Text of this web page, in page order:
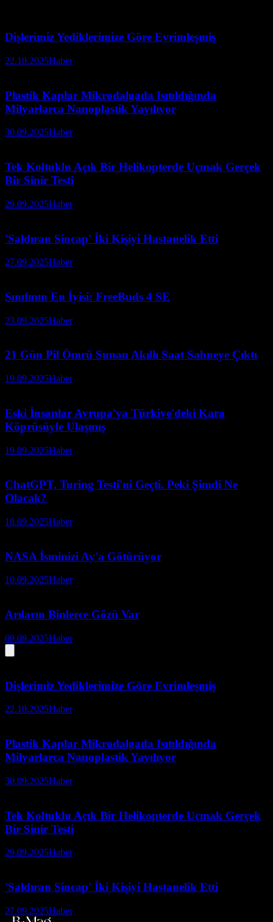
Dişlerimiz Yediklerimize Göre Evrimleşmiş
22.10.2025Haber
Plastik Kaplar Mikrodalgada Isıtıldığında
Milyarlarca Nanoplastik Yayılıyor
30.09.2025Haber
Tek Koltuklu Açık Bir Helikopterde Uçmak Gerçek
Bir Sinir Testi
29.09.2025Haber
'Saldıran Sincap' İki Kişiyi Hastanelik Etti
27.09.2025Haber
Sınıfının En İyisi: FreeBuds 4 SE
23.09.2025Haber
21 Gün Pil Ömrü Sunan Akıllı Saat Sahneye Çıktı
19.09.2025Haber
Eski İnsanlar Avrupa'ya Türkiye'deki Kara
Köprüsüyle Ulaşmış
19.09.2025Haber
ChatGPT, Turing Testi'ni Geçti. Peki Şimdi Ne
Olacak?
18.09.2025Haber
NASA İsminizi Ay'a Götürüyor
10.09.2025Haber
Arıların Binlerce Gözü Var
09.09.2025Haber
Dişlerimiz Yediklerimize Göre Evrimleşmiş
22.10.2025Haber
Plastik Kaplar Mikrodalgada Isıtıldığında
Milyarlarca Nanoplastik Yayılıyor
30.09.2025Haber
Tek Koltuklu Açık Bir Helikopterde Uçmak Gerçek
Bir Sinir Testi
29.09.2025Haber
'Saldıran Sincap' İki Kişiyi Hastanelik Etti
27.09.2025Haber